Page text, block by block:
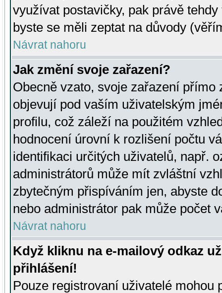
využívat postavičky, pak právě
byste se měli zeptat na důvody
Návrat nahoru
Jak změní svoje zařazení?
Obecně vzato, svoje zařazení přímo
objevují pod vaším uživatelským
profilu, což záleží na použitém
hodnocení úrovní k rozlišení počtu
identifikaci určitých uživatelů, např.
administrátorů může mít zvláštní
zbytečným přispíváním jen, abyste
nebo administrátor pak může počet
Návrat nahoru
Když kliknu na e-mailový odkaz
přihlášení!
Pouze registrovaní uživatelé mohou